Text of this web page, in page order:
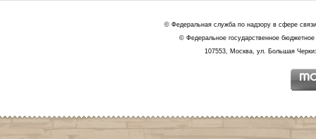
© Федеральная служба по надзору в сфере
© Федеральное государственное
107553, Москва, ул. Большая